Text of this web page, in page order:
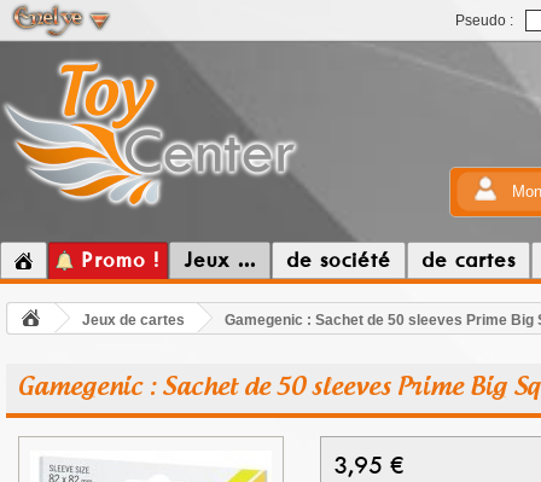
Pseudo :
Promo ! Jeux ... de société de cartes
Jeux de cartes Gamegenic : Sachet de 50 sleeves Prime Big
Gamegenic : Sachet de 50 sleeves Prime Big
3,95 €